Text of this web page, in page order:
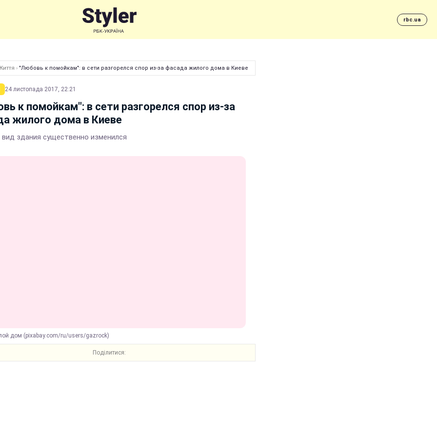
rbc.ua
› "Любовь к помойкам": в сети разгорелся спор из-за фасада жилого дома в Киеве
24 листопада 2017, 22:21
к помойкам": в сети разгорелся спор из-за
жилого дома в Киеве
здания существенно изменился
дом (pixabay.com/ru/users/gazrock)
Поділитися: